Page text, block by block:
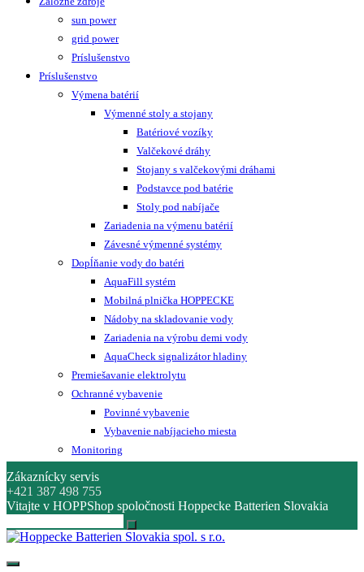
sun power
grid power
Príslušenstvo
Príslušenstvo
Výmena batérií
Výmenné stoly a stojany
Batériové vozíky
Valčekové dráhy
Stojany s valčekovými dráhami
Podstavce pod batérie
Stoly pod nabíjače
Zariadenia na výmenu batérií
Závesné výmenné systémy
Dopĺňanie vody do batéri
AquaFill systém
Mobilná plnička HOPPECKE
Nádoby na skladovanie vody
Zariadenia na výrobu demi vody
AquaCheck signalizátor hladiny
Premiešavanie elektrolytu
Ochranné vybavenie
Povinné vybavenie
Vybavenie nabíjacieho miesta
Monitoring
Zákaznícky servis
+421 387 498 755
Vitajte v HOPPShop spoločnosti Hoppecke Batterien Slovakia
Hoppecke Batterien Slovakia spol. s r.o.
Online B2B konfigurátor HOPPECKE